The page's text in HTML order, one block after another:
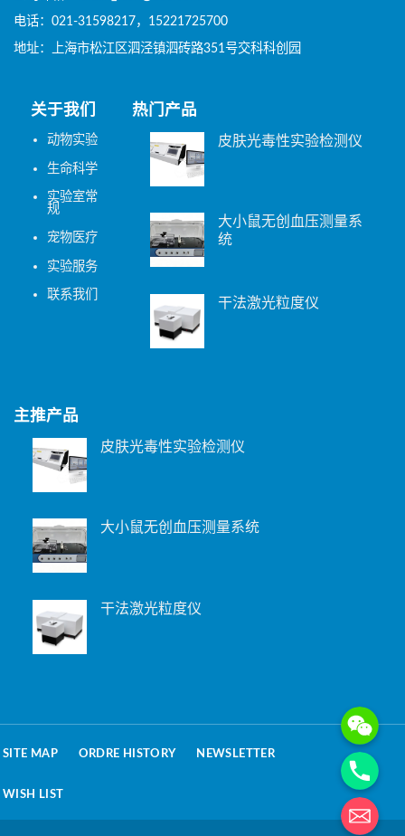
电话：021-31598217，15221725700
地址：上海市松江区泗泾镇泗砖路351号交科科创园
关于我们
动物实验
生命科学
实验室常
规
宠物医疗
实验服务
联系我们
热门产品
皮肤光毒性实验检测仪
大小鼠无创血压测量系
统
干法激光粒度仪
主推产品
皮肤光毒性实验检测仪
大小鼠无创血压测量系统
干法激光粒度仪
SITE MAP ORDRE HISTORY NEWSLETTER
WISH LIST
WeChat:
Phone
电子邮箱地址